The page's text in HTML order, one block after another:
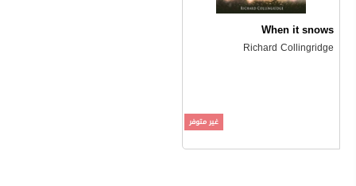
When it snows
Richard Collingridge
غير متوفر